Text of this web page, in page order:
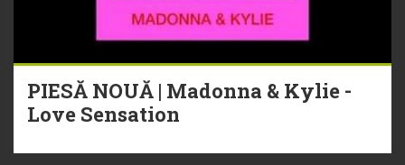
PIESĂ NOUĂ | Madonna & Kylie -
Love Sensation